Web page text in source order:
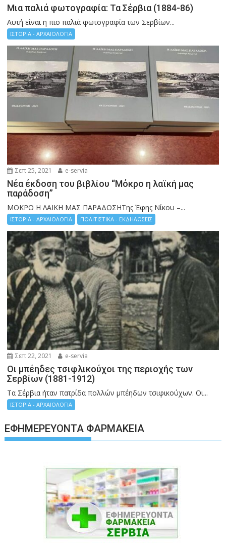
Μια παλιά φωτογραφία: Τα Σέρβια (1884-86)
Αυτή είναι η πιο παλιά φωτογραφία των Σερβίων...
ΙΣΤΟΡΙΑ - ΑΡΧΑΙΟΛΟΓΙΑ
Σεπ 25, 2021 e-servia
Νέα έκδοση του βιβλίου “Μόκρο η λαϊκή μας
παράδοση”
ΜΟΚΡΟ Η ΛΑΙΚΗ ΜΑΣ ΠΑΡΑΔΟΣΗΤης Έφης Νίκου –...
ΙΣΤΟΡΙΑ - ΑΡΧΑΙΟΛΟΓΙΑ ΠΟΛΙΤΙΣΤΙΚΑ - ΕΚΔΗΛΩΣΕΙΣ
Σεπ 22, 2021 e-servia
Οι μπέηδες τσιφλικούχοι της περιοχής των
Σερβίων (1881-1912)
Τα Σέρβια ήταν πατρίδα πολλών μπέηδων τσιφικούχων. Οι...
ΙΣΤΟΡΙΑ - ΑΡΧΑΙΟΛΟΓΙΑ
ΕΦΗΜΕΡΕΎΟΝΤΑ ΦΑΡΜΑΚΕΊΑ